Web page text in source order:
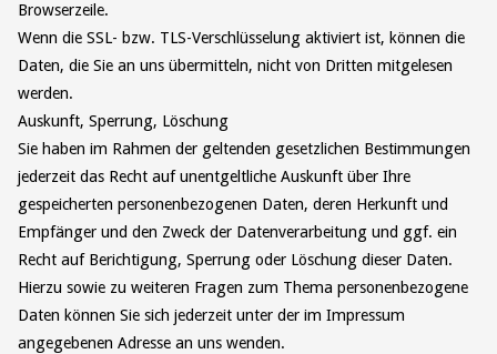
Browserzeile.
Wenn die SSL- bzw. TLS-Verschlüsselung aktiviert ist, können die
Daten, die Sie an uns übermitteln, nicht von Dritten mitgelesen
werden.
Auskunft, Sperrung, Löschung
Sie haben im Rahmen der geltenden gesetzlichen Bestimmungen
jederzeit das Recht auf unentgeltliche Auskunft über Ihre
gespeicherten personenbezogenen Daten, deren Herkunft und
Empfänger und den Zweck der Datenverarbeitung und ggf. ein
Recht auf Berichtigung, Sperrung oder Löschung dieser Daten.
Hierzu sowie zu weiteren Fragen zum Thema personenbezogene
Daten können Sie sich jederzeit unter der im Impressum
angegebenen Adresse an uns wenden.